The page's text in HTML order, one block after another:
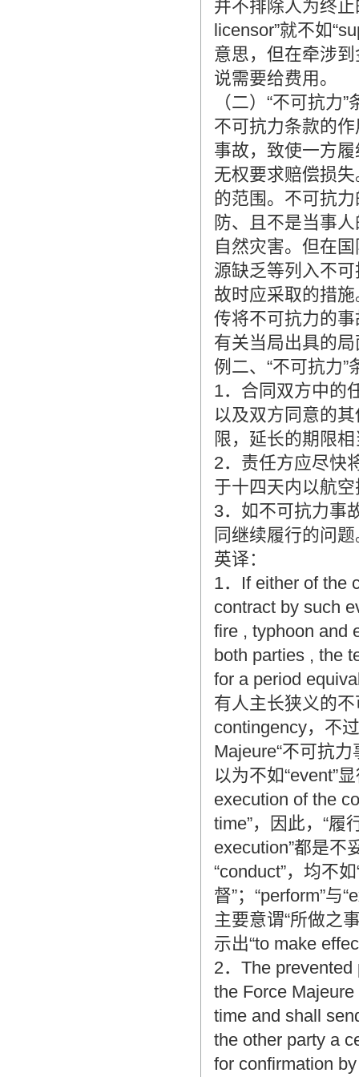
并不排除人为终止
licensor”就不如
意思，但在牵涉到
说需要给费用。
（二）“不可抗力
不可抗力条款的
事故，致使一方
无权要求赔偿损
的范围。不可抗
防、且不是当事
自然灾害。但在
源缺乏等列入不
故时应采取的措
传将不可抗力的
有关当局出具的
例二、“不可抗力”
1．合同双方中的
以及双方同意的
限，延长的期限
2．责任方应尽快
于十四天内以航
3．如不可抗力事
同继续履行的问题
英译：
1．If either of the
contract by such
fire , typhoon and
both parties , the
for a period
有人主长狭义的
contingency，不
Majeure“不可抗力
以为不如“event”
execution of the
time”，因此，“履
execution”都是不
“conduct”，均不
督”；“perform”与
主要意谓“所做之
示出“to make
2．The
the Force
time and shall
the other party a
for confirmation